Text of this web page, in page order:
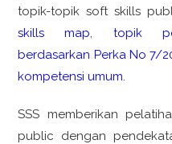
topik-topik soft skills
skills map, topik
berdasarkan Perka No 7/
kompetensi umum.
SSS memberikan
public dengan